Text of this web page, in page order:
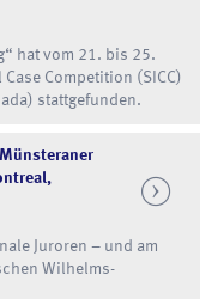
hat vom 21. bis 25.
Competition (SICC)
stattgefunden.
Juroren – und am
Wilhelms-